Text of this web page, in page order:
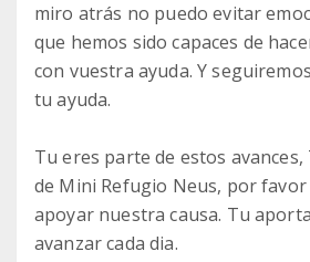
miro atrás no puedo evitar
que hemos sido capaces de
con vuestra ayuda. Y
tu ayuda.
Tu eres parte de estos
de Mini Refugio Neus, por favor
apoyar nuestra causa. Tu
avanzar cada dia.